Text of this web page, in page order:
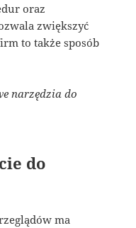
oraz
zwiększyć
to także sposób
narzędzia do
do
ma